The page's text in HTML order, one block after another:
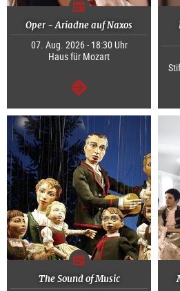
Oper - Ariadne auf Naxos
07. Aug. 2026 - 18:30 Uhr
Haus für Mozart
weiter
The Sound of Music